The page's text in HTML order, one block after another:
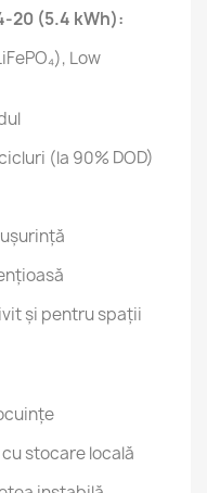
20 (5.4 kWh):
Low
(la 90% DOD)
și pentru spații
stocare locală